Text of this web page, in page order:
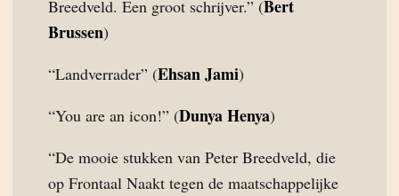
Breedveld. Een groot schrijver.” (Bert
Brussen)
“Landverrader” (Ehsan Jami)
“You are an icon!” (Dunya Henya)
“De mooie stukken van Peter Breedveld, die
op Frontaal Naakt tegen de maatschappelijke